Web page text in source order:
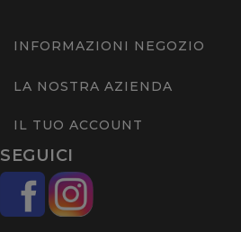
INFORMAZIONI NEGOZIO
LA NOSTRA AZIENDA
IL TUO ACCOUNT
SEGUICI